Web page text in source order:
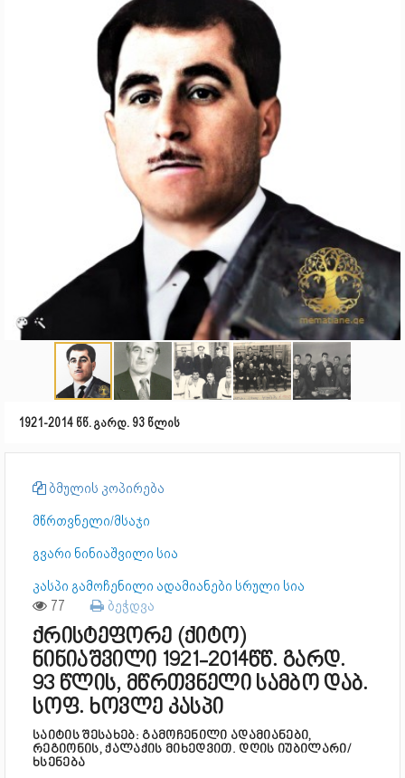
1921-2014 წწ. გარდ. 93 წლის
ბმულის კოპირება
მწრთვნელი/მსაჯი
გვარი ნინიაშვილი სია
კასპი გამოჩენილი ადამიანები სრული სია
77 ბეჭდვა
ქრისტეფორე (ქიტო)
ნინიაშვილი 1921-2014წწ. გარდ.
93 წლის, მწრთვნელი სამბო დაბ.
სოფ. ხოვლე კასპი
საიტის შესახებ: გამოჩენილი ადამიანები,
რეგიონის, ქალაქის მიხედვით. დღის იუბილარი/
ხსენება